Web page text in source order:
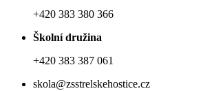
+420 383 380 366
Školní družina
+420 383 387 061
skola@zsstrelskehostice.cz